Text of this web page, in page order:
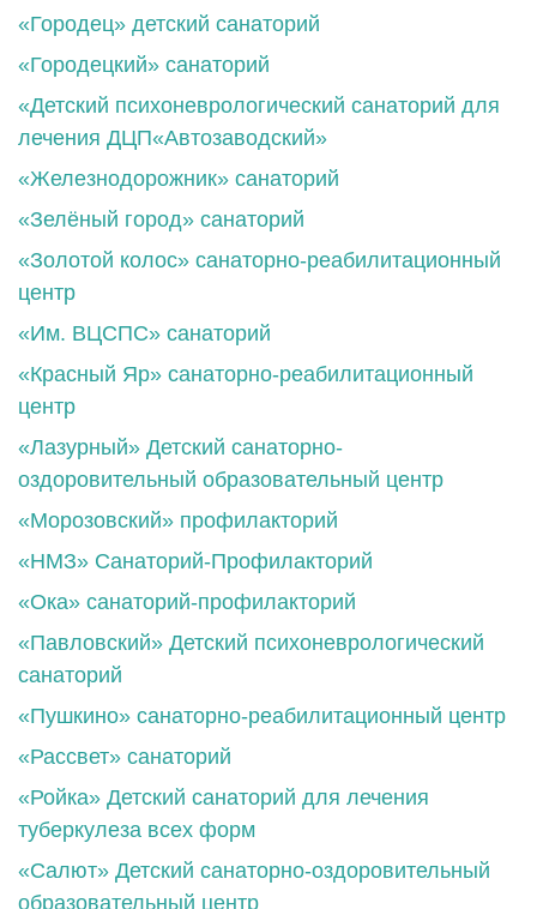
«Городец» детский санаторий
«Городецкий» санаторий
«Детский психоневрологический санаторий для
лечения ДЦП«Автозаводский»
«Железнодорожник» санаторий
«Зелёный город» санаторий
«Золотой колос» санаторно-реабилитационный
центр
«Им. ВЦСПС» санаторий
«Красный Яр» санаторно-реабилитационный
центр
«Лазурный» Детский санаторно-
оздоровительный образовательный центр
«Морозовский» профилакторий
«НМЗ» Санаторий-Профилакторий
«Ока» санаторий-профилакторий
«Павловский» Детский психоневрологический
санаторий
«Пушкино» санаторно-реабилитационный центр
«Рассвет» санаторий
«Ройка» Детский санаторий для лечения
туберкулеза всех форм
«Салют» Детский санаторно-оздоровительный
образовательный центр